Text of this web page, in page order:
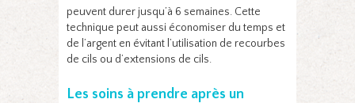
peuvent durer jusqu’à 6 semaines. Cette
technique peut aussi économiser du temps et
de l’argent en évitant l’utilisation de recourbes
de cils ou d’extensions de cils.
Les soins à prendre après un